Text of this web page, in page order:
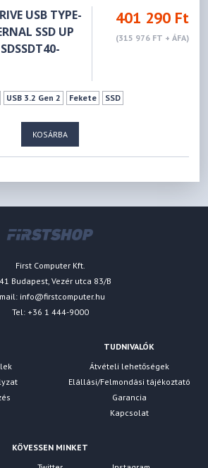
USB TYPE-
SSD UP
401 290 Ft
(315 976 FT + ÁFA)
USB 3.2 Gen 2 Fekete SSD
KOSÁRBA
First Computer Kft.
Budapest, Vezér utca 83/B
info@firstcomputer.hu
Tel: +36 1 444-9000
TUDNIVALÓK
Átvételi lehetőségek
Elállási/Felmondási tájékoztató
Garancia
Kapcsolat
KÖVESSEN MINKET